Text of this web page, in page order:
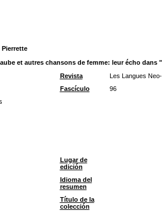
Pierrette
et autres chansons de femme: leur écho dans
Revista Les Langues
Fascículo 96
Lugar de
edición
Idioma del
resumen
Título de la
colección